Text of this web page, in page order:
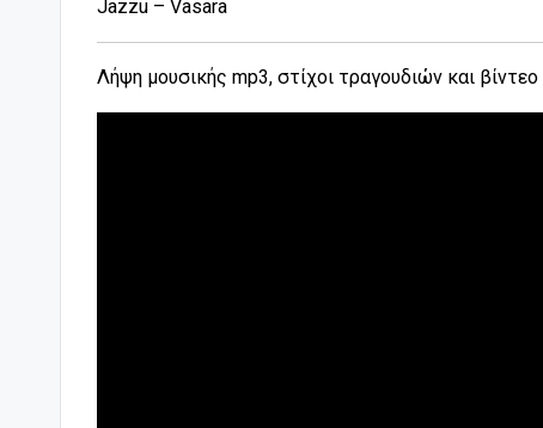
Jazzu – Vasara
Λήψη μουσικής mp3, στίχοι τραγουδιών και